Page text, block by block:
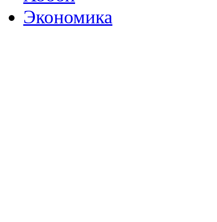
Экономика